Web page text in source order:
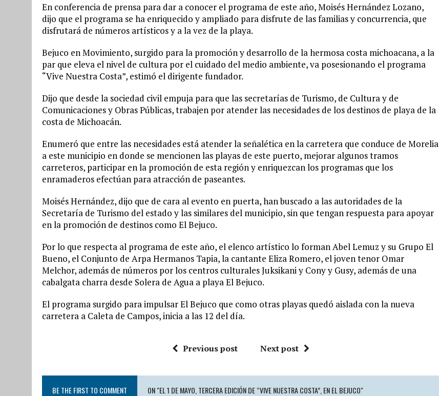
En conferencia de prensa para dar a conocer el programa de este año, Moisés Hernández Lozano,
dijo que el programa se ha enriquecido y ampliado para disfrute de las familias y concurrencia, que
disfrutará de números artísticos y a la vez de la playa.
Bejuco en Movimiento, surgido para la promoción y desarrollo de la hermosa costa michoacana, a la
par que eleva el nivel de cultura por el cuidado del medio ambiente, va posesionando el programa
“Vive Nuestra Costa”, estimó el dirigente fundador.
Dijo que desde la sociedad civil empuja para que las secretarías de Turismo, de Cultura y de
Comunicaciones y Obras Públicas, trabajen por atender las necesidades de los destinos de playa de la
costa de Michoacán.
Enumeró que entre las necesidades está atender la señalética en la carretera que conduce de Morelia
a este municipio en donde se mencionen las playas de este puerto, mejorar algunos tramos
carreteros, participar en la promoción de esta región y enriquezcan los programas que los
enramaderos efectúan para atracción de paseantes.
Moisés Hernández, dijo que de cara al evento en puerta, han buscado a las autoridades de la
Secretaría de Turismo del estado y las similares del municipio, sin que tengan respuesta para apoyar
en la promoción de destinos como El Bejuco.
Por lo que respecta al programa de este año, el elenco artístico lo forman Abel Lemuz y su Grupo El
Bueno, el Conjunto de Arpa Hermanos Tapia, la cantante Eliza Romero, el joven tenor Omar
Melchor, además de números por los centros culturales Juksikani y Cony y Gusy, además de una
cabalgata charra desde Solera de Agua a playa El Bejuco.
El programa surgido para impulsar El Bejuco que como otras playas quedó aislada con la nueva
carretera a Caleta de Campos, inicia a las 12 del día.
Previous post Next post
BE THE FIRST TO COMMENT ON "EL 1 DE MAYO, TERCERA EDICIÓN DE “VIVE NUESTRA COSTA”, EN EL BEJUCO"